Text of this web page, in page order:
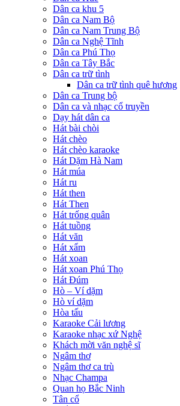
Dân ca khu 5
Dân ca Nam Bộ
Dân ca Nam Trung Bộ
Dân ca Nghệ Tĩnh
Dân ca Phú Thọ
Dân ca Tây Bắc
Dân ca trữ tình
Dân ca trữ tình quê hương
Dân ca Trung bộ
Dân ca và nhạc cổ truyền
Dạy hát dân ca
Hát bài chòi
Hát chèo
Hát chèo karaoke
Hát Dặm Hà Nam
Hát múa
Hát ru
Hát then
Hát Then
Hát trống quân
Hát tuồng
Hát văn
Hát xẩm
Hát xoan
Hát xoan Phú Thọ
Hát Đúm
Hò – Ví dặm
Hò ví dặm
Hòa tấu
Karaoke Cải lương
Karaoke nhạc xứ Nghệ
Khách mời văn nghệ sĩ
Ngâm thơ
Ngâm thơ ca trù
Nhạc Champa
Quan họ Bắc Ninh
Tân cổ